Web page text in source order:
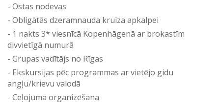
Ostas nodevas
Obligātās dzeramnauda kruīza apkalpei
1 nakts 3* viesnīcā Kopenhāgenā ar brokastīm
divvietīgā numurā
Grupas vadītājs no Rīgas
Ekskursijas pēc programmas ar vietējo gidu
angļu/krievu valodā
Ceļojuma organizēšana